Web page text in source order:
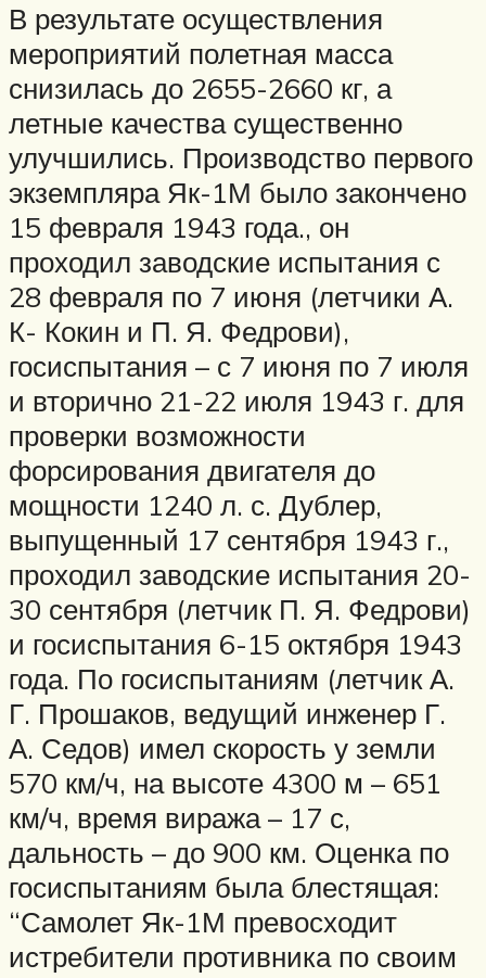
В результате осуществления
мероприятий полетная масса
снизилась до 2655-2660 кг, а
летные качества существенно
улучшились. Производство первого
экземпляра Як-1М было закончено
15 февраля 1943 года., он
проходил заводские испытания с
28 февраля по 7 июня (летчики А.
К- Кокин и П. Я. Федрови),
госиспытания – с 7 июня по 7 июля
и вторично 21-22 июля 1943 г. для
проверки возможности
форсирования двигателя до
мощности 1240 л. с. Дублер,
выпущенный 17 сентября 1943 г.,
проходил заводские испытания 20-
30 сентября (летчик П. Я. Федрови)
и госиспытания 6-15 октября 1943
года. По госиспытаниям (летчик А.
Г. Прошаков, ведущий инженер Г.
А. Седов) имел скорость у земли
570 км/ч, на высоте 4300 м – 651
км/ч, время виража – 17 с,
дальность – до 900 км. Оценка по
госиспытаниям была блестящая:
“Самолет Як-1М превосходит
истребители противника по своим